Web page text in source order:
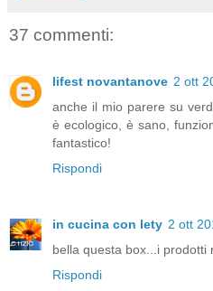
37 commenti:
lifest novantanove 2 ott
anche il mio parere su
è ecologico, è sano,
fantastico!
Rispondi
in cucina con lety 2 ott
bella questa box...i prodotti
Rispondi